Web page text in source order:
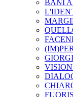
BANI